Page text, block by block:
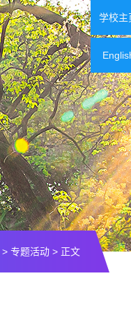
学校主
> 专题活动 > 正文